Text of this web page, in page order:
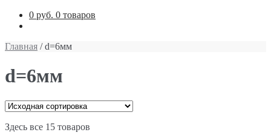
0 руб. 0 товаров
Главная / d=6мм
d=6мм
Здесь все 15 товаров